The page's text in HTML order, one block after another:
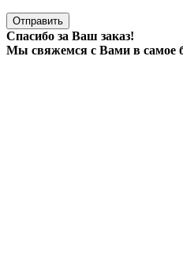
Отправить
Спасибо за Ваш заказ!
Мы свяжемся с Вами в самое